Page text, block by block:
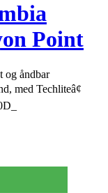
Point
og åndbar
med Techliteâ¢